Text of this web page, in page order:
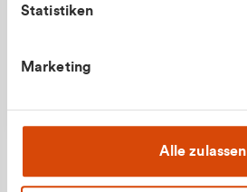
Statistiken
Marketing
Alle zulassen